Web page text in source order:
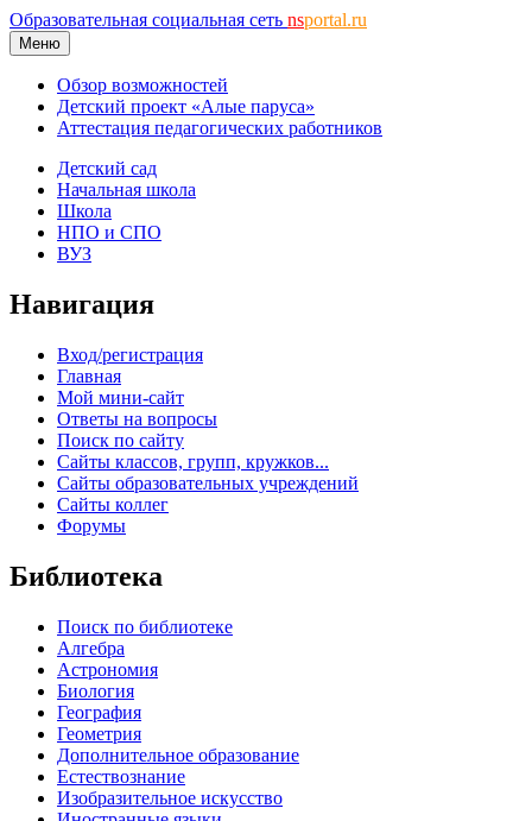
Образовательная социальная сеть nsportal.ru
Меню
Обзор возможностей
Детский проект «Алые паруса»
Аттестация педагогических работников
Детский сад
Начальная школа
Школа
НПО и СПО
ВУЗ
Навигация
Вход/регистрация
Главная
Мой мини-сайт
Ответы на вопросы
Поиск по сайту
Сайты классов, групп, кружков...
Сайты образовательных учреждений
Сайты коллег
Форумы
Библиотека
Поиск по библиотеке
Алгебра
Астрономия
Биология
География
Геометрия
Дополнительное образование
Естествознание
Изобразительное искусство